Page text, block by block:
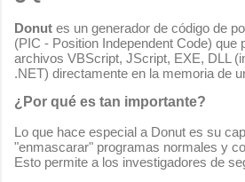
Donut es un generador de código de
(PIC - Position Independent Code) que
archivos VBScript, JScript, EXE, DLL
.NET) directamente en la memoria de
¿Por qué es tan importante?
Lo que hace especial a Donut es su
"enmascarar" programas normales y
Esto permite a los investigadores de